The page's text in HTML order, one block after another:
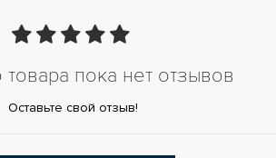
пока нет отзывов
Оставьте свой отзыв!